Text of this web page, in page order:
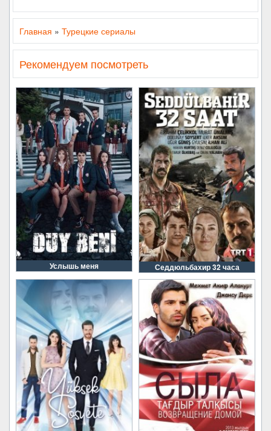
Главная » Турецкие сериалы
Рекомендуем посмотреть
Услышь меня Седдюльбахир 32 часа